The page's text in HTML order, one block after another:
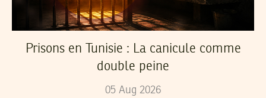
Prisons en Tunisie : La canicule comme
double peine
05 Aug 2026